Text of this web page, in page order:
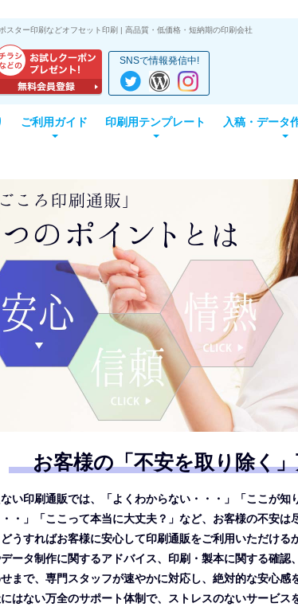
ター印刷などオフセット印刷 | 高品質・低価格・短納期の印刷会社
SNSで情報発信中!
ご利用ガイド 印刷用テンプレート 入稿・データ
お客様の「不安を取り除く
い印刷通販では、「よくわからない・・・」「ここが
・・」「ここって本当に大丈夫？」など、お客様の不安
うすればお客様に安心して印刷通販をご利用いただけ
ータ制作に関するアドバイス、印刷・製本に関する確
まで、専門スタッフが速やかに対応し、絶対的な安心
はない万全のサポート体制で、ストレスのないサービス